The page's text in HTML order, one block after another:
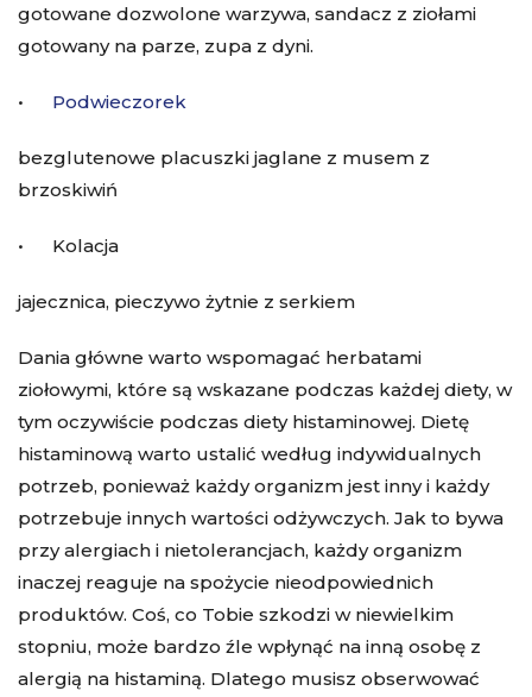
gotowane dozwolone warzywa, sandacz z ziołami
gotowany na parze, zupa z dyni.
• Podwieczorek
bezglutenowe placuszki jaglane z musem z
brzoskiwiń
• Kolacja
jajecznica, pieczywo żytnie z serkiem
Dania główne warto wspomagać herbatami
ziołowymi, które są wskazane podczas każdej diety, w
tym oczywiście podczas diety histaminowej. Dietę
histaminową warto ustalić według indywidualnych
potrzeb, ponieważ każdy organizm jest inny i każdy
potrzebuje innych wartości odżywczych. Jak to bywa
przy alergiach i nietolerancjach, każdy organizm
inaczej reaguje na spożycie nieodpowiednich
produktów. Coś, co Tobie szkodzi w niewielkim
stopniu, może bardzo źle wpłynąć na inną osobę z
alergią na histaminą. Dlatego musisz obserwować